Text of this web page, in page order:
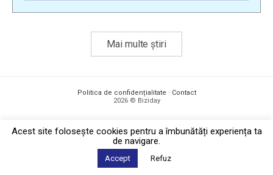
Mai multe știri
Politica de confidențialitate · Contact
2026 © Biziday
Acest site foloseşte cookies pentru a îmbunătăți experiența ta
de navigare.
Accept Refuz